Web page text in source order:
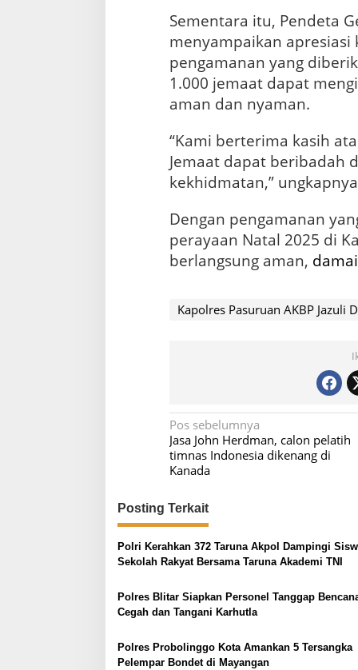
Sementara itu, Pendeta
menyampaikan apresiasi
pengamanan yang
1.000 jemaat dapat
aman dan nyaman.
“Kami berterima kasih
Jemaat dapat beribadah
kekhidmatan,”
Dengan pengamanan
perayaan Natal 2025 di
berlangsung aman, damai
Kapolres Pasuruan AKBP Jazuli
N
a
v
g
s
p
o
s
Pos sebelumnya
Jasa John Herdman, calon pelatih
timnas Indonesia dikenang di
Kanada
Posting Terkait
Polri Kerahkan 372 Taruna Akpol Dampingi
Sekolah Rakyat Bersama Taruna Akademi TNI
Polres Blitar Siapkan Personel Tanggap
Cegah dan Tangani Karhutla
Polres Probolinggo Kota Amankan 5 Tersangka
Pelempar Bondet di Mayangan